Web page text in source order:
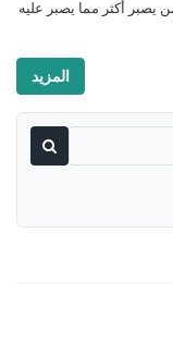
يصبر أكثر مما يصبر عليه
المزيد